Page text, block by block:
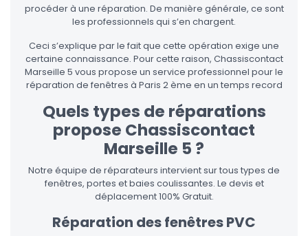
procéder à une réparation. De manière générale, ce sont
les professionnels qui s’en chargent.
Ceci s’explique par le fait que cette opération exige une
certaine connaissance. Pour cette raison, Chassiscontact
Marseille 5 vous propose un service professionnel pour le
réparation de fenêtres à Paris 2 ème en un temps record
Quels types de réparations
propose Chassiscontact
Marseille 5 ?
Notre équipe de réparateurs intervient sur tous types de
fenêtres, portes et baies coulissantes. Le devis et
déplacement 100% Gratuit.
Réparation des fenêtres PVC